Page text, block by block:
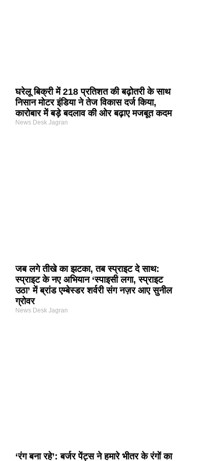
घरेलू बिक्री में 218 प्रतिशत की बढ़ोतरी के साथ
निसान मोटर इंडिया ने तेज विकास दर्ज किया,
कारोबार में बड़े बदलाव की ओर बढ़ाए मजबूत कदम
News Desk Jagran
जब लगे तीखे का झटका, तब स्प्राइट दे साथ:
स्प्राइट के नए अभियान ‘स्पाइसी लगा, स्प्राइट
उठा’ में ब्रांड एम्बेस्डर शर्वरी संग नज़र आए सुनील
ग्रोवर
News Desk Jagran
‘रंग बना रहे’: बर्जर पेंट्स ने हमारे भीतर के रंगों का